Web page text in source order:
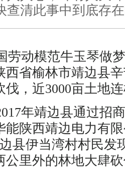
查清此事中到底存
劳动模范牛玉琴做
西省榆林市靖边县
伐，近3000亩土地
年靖边县通过招
能陕西靖边电力有
县伊当湾村村民发
公里外的林地大肆